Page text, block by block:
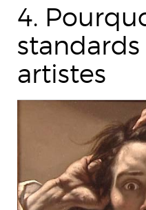
4.
standards
artistes